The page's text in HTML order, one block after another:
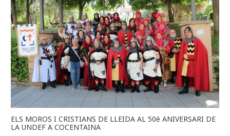
ELS MOROS I CRISTIANS DE LLEIDA AL 50è ANIVERSARI DE
LA UNDEF A COCENTAINA